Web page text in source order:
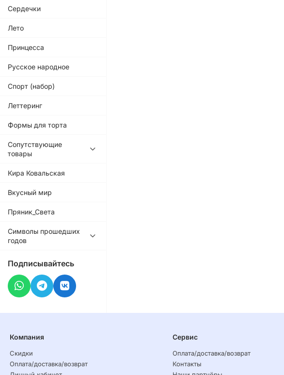
Сердечки
Лето
Принцесса
Русское народное
Спорт (набор)
Леттеринг
Формы для торта
Сопутствующие
товары
Кира Ковальская
Вкусный мир
Пряник_Света
Символы прошедших
годов
Подписывайтесь
Компания
Скидки
Оплата/доставка/возврат
Сервис
Оплата/доставка/возврат
Контакты